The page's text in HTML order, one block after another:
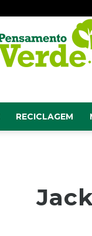
RECICLAGEM